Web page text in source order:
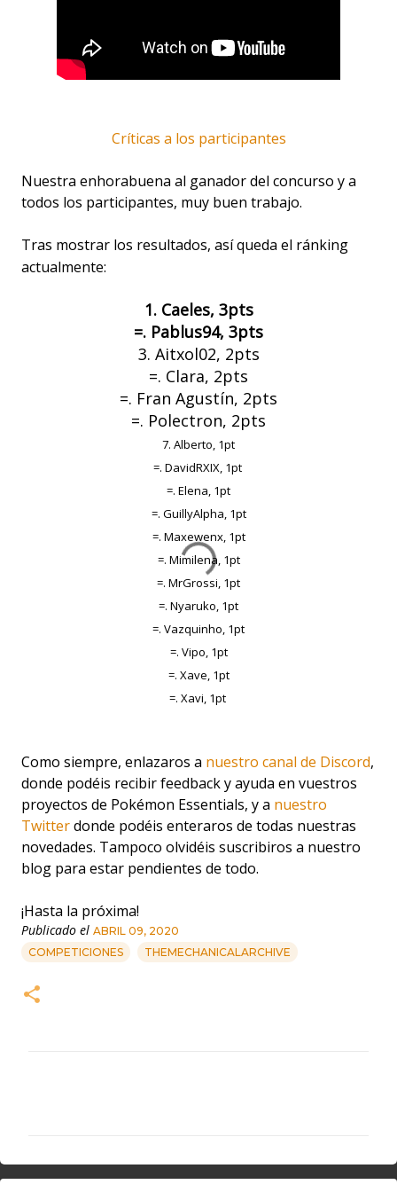
Críticas a los participantes
Nuestra enhorabuena al ganador del concurso y a
todos los participantes, muy buen trabajo.
Tras mostrar los resultados, así queda el ránking
actualmente:
1. Caeles, 3pts
=. Pablus94, 3pts
3. Aitxol02, 2pts
=. Clara, 2pts
=. Fran Agustín, 2pts
=. Polectron, 2pts
7. Alberto, 1pt
=. DavidRXIX, 1pt
=. Elena, 1pt
=. GuillyAlpha, 1pt
=. Maxewenx, 1pt
=. Mimilena, 1pt
=. MrGrossi, 1pt
=. Nyaruko, 1pt
=. Vazquinho, 1pt
=. Vipo, 1pt
=. Xave, 1pt
=. Xavi, 1pt
Como siempre, enlazaros a nuestro canal de Discord,
donde podéis recibir feedback y ayuda en vuestros
proyectos de Pokémon Essentials, y a nuestro
Twitterdonde podéis enteraros de todas nuestras
novedades. Tampoco olvidéis suscribiros a nuestro
blog para estar pendientes de todo.
¡Hasta la próxima!
Publicado el ABRIL 09, 2020
COMPETICIONES
THEMECHANICALARCHIVE
n